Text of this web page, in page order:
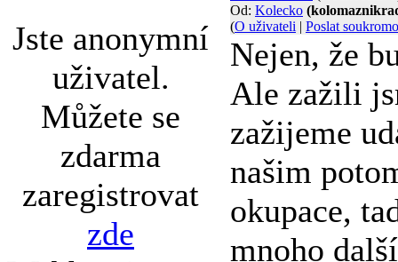
Jste anonymní
uživatel.
Můžete se
zdarma
zaregistrovat
zde
Od: Kolecko
(O uživateli | Poslat
Nejen, že
Ale zažili
zažijeme
našim
okupace,
mnoho